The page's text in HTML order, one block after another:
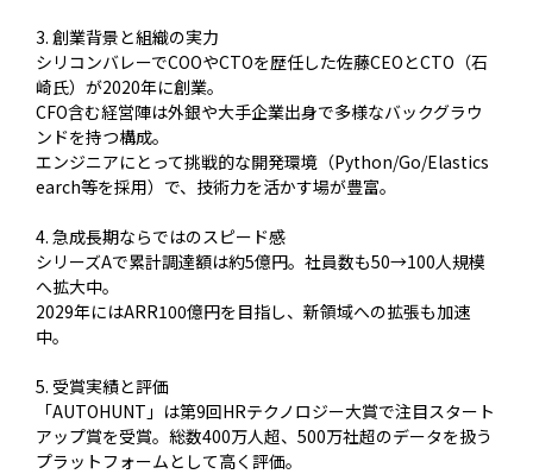
3. 創業背景と組織の実力
シリコンバレーでCOOやCTOを歴任した佐藤CEOとCTO（石
崎氏）が2020年に創業。
CFO含む経営陣は外銀や大手企業出身で多様なバックグラウ
ンドを持つ構成。
エンジニアにとって挑戦的な開発環境（Python/Go/Elastics
earch等を採用）で、技術力を活かす場が豊富。
4. 急成長期ならではのスピード感
シリーズAで累計調達額は約5億円。社員数も50→100人規模
へ拡大中。
2029年にはARR100億円を目指し、新領域への拡張も加速
中。
5. 受賞実績と評価
「AUTOHUNT」は第9回HRテクノロジー大賞で注目スタート
アップ賞を受賞。総数400万人超、500万社超のデータを扱う
プラットフォームとして高く評価。